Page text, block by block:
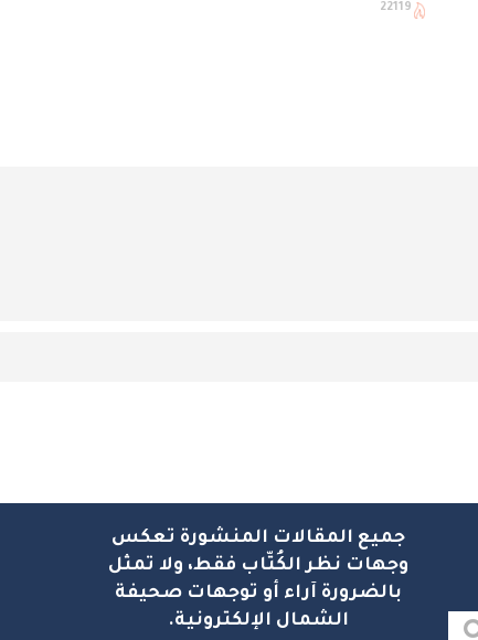
22119
جميع المقالات المنشورة تعكس
وجهات نظر الكُتّاب فقط، ولا تمثل
بالضرورة آراء أو توجهات صحيفة
الشمال الإلكترونية.